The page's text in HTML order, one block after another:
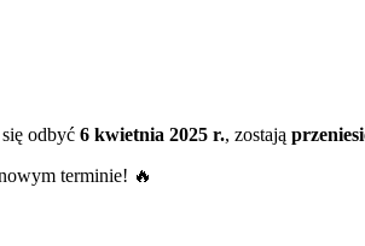
odbyć 6 kwietnia 2025 r., zostają
terminie! 🔥